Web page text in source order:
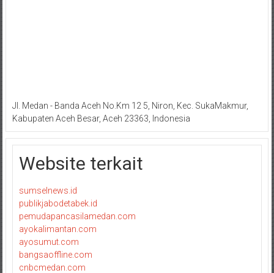
Jl. Medan - Banda Aceh No.Km 12 5, Niron, Kec. SukaMakmur,
Kabupaten Aceh Besar, Aceh 23363, Indonesia
Website terkait
sumselnews.id
publikjabodetabek.id
pemudapancasilamedan.com
ayokalimantan.com
ayosumut.com
bangsaoffline.com
cnbcmedan.com